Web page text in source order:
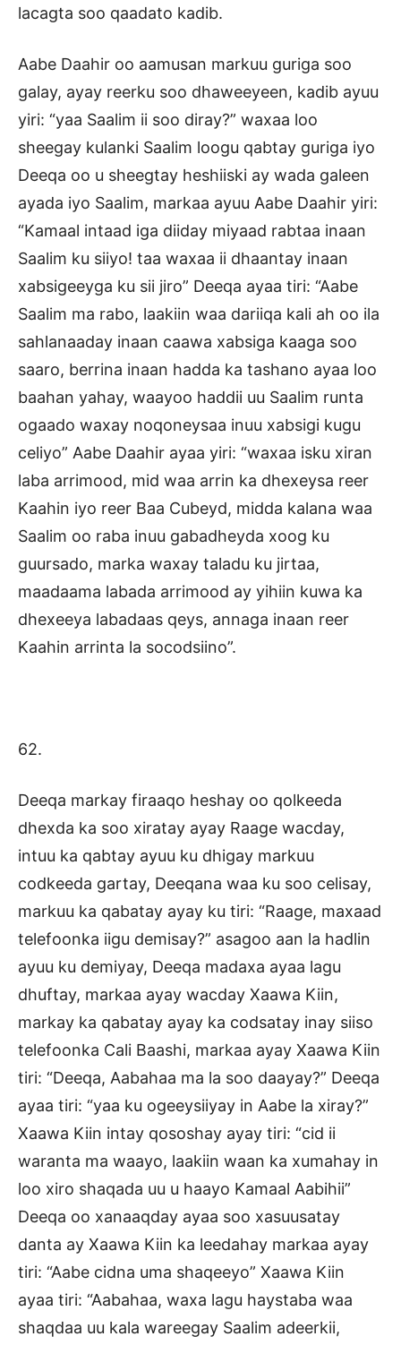
lacagta soo qaadato kadib.
Aabe Daahir oo aamusan markuu guriga soo
galay, ayay reerku soo dhaweeyeen, kadib ayuu
yiri: “yaa Saalim ii soo diray?” waxaa loo
sheegay kulanki Saalim loogu qabtay guriga iyo
Deeqa oo u sheegtay heshiiski ay wada galeen
ayada iyo Saalim, markaa ayuu Aabe Daahir yiri:
“Kamaal intaad iga diiday miyaad rabtaa inaan
Saalim ku siiyo! taa waxaa ii dhaantay inaan
xabsigeeyga ku sii jiro” Deeqa ayaa tiri: “Aabe
Saalim ma rabo, laakiin waa dariiqa kali ah oo ila
sahlanaaday inaan caawa xabsiga kaaga soo
saaro, berrina inaan hadda ka tashano ayaa loo
baahan yahay, waayoo haddii uu Saalim runta
ogaado waxay noqoneysaa inuu xabsigi kugu
celiyo” Aabe Daahir ayaa yiri: “waxaa isku xiran
laba arrimood, mid waa arrin ka dhexeysa reer
Kaahin iyo reer Baa Cubeyd, midda kalana waa
Saalim oo raba inuu gabadheyda xoog ku
guursado, marka waxay taladu ku jirtaa,
maadaama labada arrimood ay yihiin kuwa ka
dhexeeya labadaas qeys, annaga inaan reer
Kaahin arrinta la socodsiino”.
62.
Deeqa markay firaaqo heshay oo qolkeeda
dhexda ka soo xiratay ayay Raage wacday,
intuu ka qabtay ayuu ku dhigay markuu
codkeeda gartay, Deeqana waa ku soo celisay,
markuu ka qabatay ayay ku tiri: “Raage, maxaad
telefoonka iigu demisay?” asagoo aan la hadlin
ayuu ku demiyay, Deeqa madaxa ayaa lagu
dhuftay, markaa ayay wacday Xaawa Kiin,
markay ka qabatay ayay ka codsatay inay siiso
telefoonka Cali Baashi, markaa ayay Xaawa Kiin
tiri: “Deeqa, Aabahaa ma la soo daayay?” Deeqa
ayaa tiri: “yaa ku ogeeysiiyay in Aabe la xiray?”
Xaawa Kiin intay qososhay ayay tiri: “cid ii
waranta ma waayo, laakiin waan ka xumahay in
loo xiro shaqada uu u haayo Kamaal Aabihii”
Deeqa oo xanaaqday ayaa soo xasuusatay
danta ay Xaawa Kiin ka leedahay markaa ayay
tiri: “Aabe cidna uma shaqeeyo” Xaawa Kiin
ayaa tiri: “Aabahaa, waxa lagu haystaba waa
shaqdaa uu kala wareegay Saalim adeerkii,